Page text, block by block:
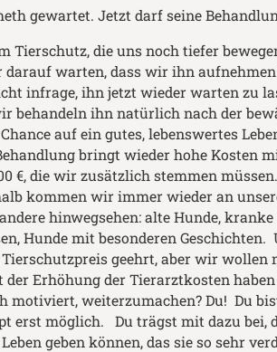
gewartet. Jetzt darf seine
Tierschutz, die uns noch tiefer
darauf warten, dass wir ihn
infrage, ihn jetzt wieder warten zu
behandeln ihn natürlich nach der
auf ein gutes, lebenswertes
bringt wieder hohe Kosten
€, die wir zusätzlich stemmen
kommen wir immer wieder an
hinwegsehen: alte Hunde,
Hunde mit besonderen
Tierschutzpreis geehrt, aber wir
der Erhöhung der Tierarztkosten
motiviert, weiterzumachen? Du! Du
erst möglich. Du trägst mit dazu bei,
geben können, das sie so sehr